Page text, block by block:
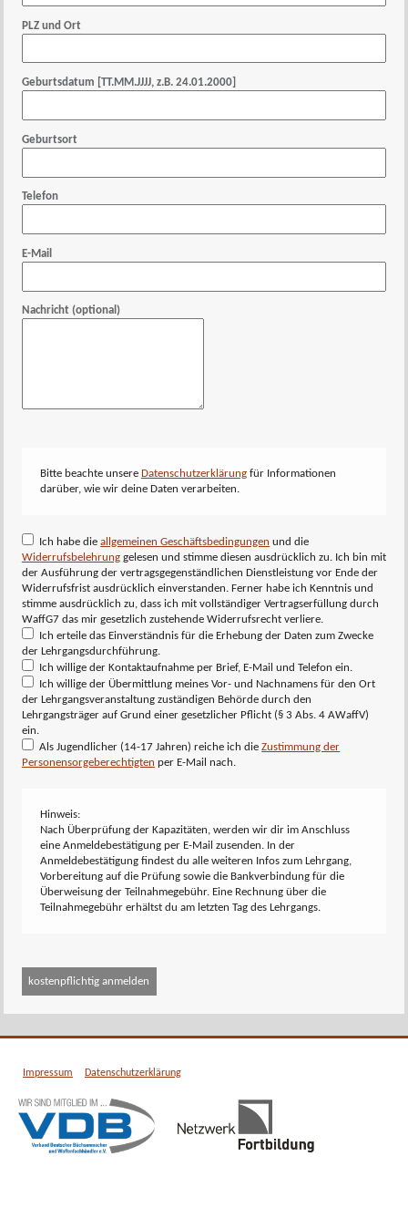
PLZ und Ort
Geburtsdatum [TT.MM.JJJJ, z.B. 24.01.2000]
Geburtsort
Telefon
E-Mail
Nachricht (optional)
Bitte beachte unsere Datenschutzerklärungfür Informationen
darüber, wie wir deine Daten verarbeiten.
Ich habe dieallgemeinen Geschäftsbedingungen und die
Widerrufsbelehrunggelesen und stimme diesen ausdrücklich zu. Ich bin mit
der Ausführung der vertragsgegenständlichen Dienstleistung vor Ende der
Widerrufsfrist ausdrücklich einverstanden. Ferner habe ich Kenntnis und
stimme ausdrücklich zu, dass ich mit vollständiger Vertragserfüllung durch
WaffG7 das mir gesetzlich zustehende Widerrufsrecht verliere.
Ich erteile das Einverständnis für die Erhebung der Daten zum Zwecke
der Lehrgangsdurchführung.
Ich willige der Kontaktaufnahme per Brief, E-Mail und Telefon ein.
Ich willige der Übermittlung meines Vor- und Nachnamens für den Ort
der Lehrgangsveranstaltung zuständigen Behörde durch den
Lehrgangsträger auf Grund einer gesetzlicher Pflicht (§ 3 Abs. 4 AWaffV)
ein.
Als Jugendlicher (14-17 Jahren) reiche ich dieZustimmung der
Personensorgeberechtigten per E-Mail nach.
Hinweis:
Nach Überprüfung der Kapazitäten, werden wir dir im Anschluss
eine Anmeldebestätigung per E-Mail zusenden. In der
Anmeldebestätigung findest du alle weiteren Infos zum Lehrgang,
Vorbereitung auf die Prüfung sowie die Bankverbindung für die
Überweisung der Teilnahmegebühr. Eine Rechnung über die
Teilnahmegebühr erhältst du am letzten Tag des Lehrgangs.
Impressum Datenschutzerklärung